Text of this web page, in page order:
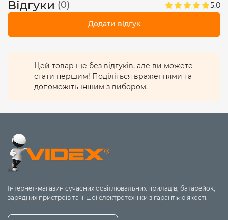
Відгуки (0) 5.0
Додати відгук
Цей товар ще без відгуків, але ви можете
стати першим! Поділіться враженнями та
допоможіть іншим з вибором.
Інтернет-магазин сучасних освітлювальних приладів, батарейок,
зарядних пристроїв та іншої електротехніки з гарантією якості.